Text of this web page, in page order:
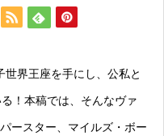
世界王座を手にし、公私と
！本稿では、そんなヴァ
ースター、マイルズ・ボー